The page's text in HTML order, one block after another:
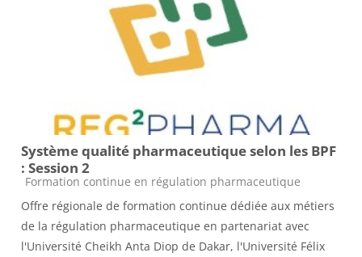
Système qualité pharmaceutique selon les BPF
: Session 2
Catégorie de cours
Formation continue en régulation pharmaceutique
Offre régionale de formation continue dédiée aux métiers
de la régulation pharmaceutique en partenariat avec
l'Université Cheikh Anta Diop de Dakar, l'Université Félix